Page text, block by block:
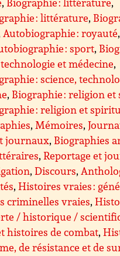
: littérature,
Autobiographie : royauté,
: sport,
et médecine,
: science,
, Biographie : religion
: religion et
,Mémoires,
journaux, Biographies
,Reportage et
,Discours,
,Histoires vraies :
criminelles vraies,
/ historique /
histoires de combat,
de résistance et de